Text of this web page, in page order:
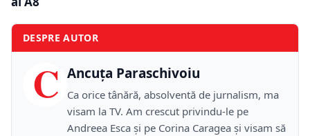
DESPRE AUTOR
C Ancuța Paraschivoiu
Ca orice tânără, absolventă de jurnalism, ma
visam la TV. Am crescut privindu-le pe
Andreea Esca și pe Corina Caragea și visam să